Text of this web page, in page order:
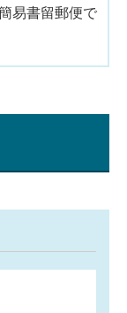
易書留郵便で